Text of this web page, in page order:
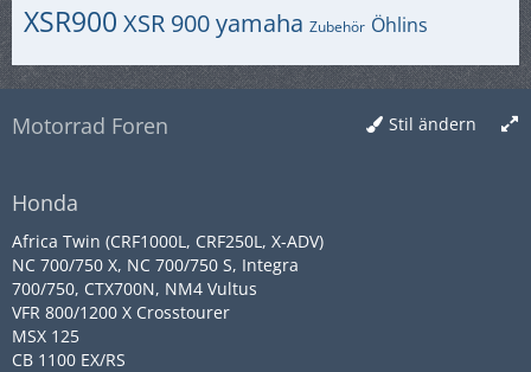
XSR900 XSR 900yamaha Zubehör Öhlins
Stil ändern
Motorrad Foren
Honda
Africa Twin (CRF1000L, CRF250L, X-ADV)
NC 700/750 X, NC 700/750 S, Integra
700/750, CTX700N, NM4 Vultus
VFR 800/1200 X Crosstourer
MSX 125
CB 1100 EX/RS